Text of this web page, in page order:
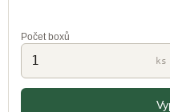
Počet boxů
ks